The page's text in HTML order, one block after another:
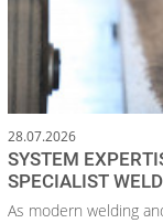
28.07.2026
SYSTEM
SPECIALIST
As modern welding